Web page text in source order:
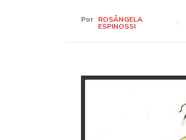
Por ROSÂNGELA
ESPINOSSI